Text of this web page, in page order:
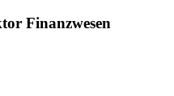
Finanzwesen